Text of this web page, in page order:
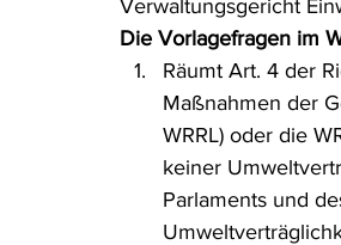
Verwaltungsgericht
Die Vorlagefragen im
Räumt Art. 4 der
Maßnahmen der
WRRL) oder die
keiner
Parlaments und